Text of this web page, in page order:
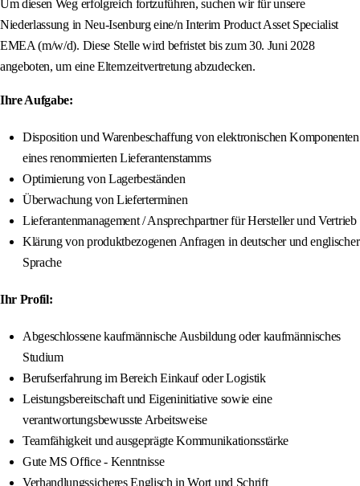
Um diesen Weg erfolgreich fortzuführen, suchen wir für unsere
Niederlassung in Neu-Isenburg eine/n Interim Product Asset Specialist
EMEA (m/w/d). Diese Stelle wird befristet bis zum 30. Juni 2028
angeboten, um eine Elternzeitvertretung abzudecken.
Ihre Aufgabe:
Disposition und Warenbeschaffung von elektronischen Komponenten
eines renommierten Lieferantenstamms
Optimierung von Lagerbeständen
Überwachung von Lieferterminen
Lieferantenmanagement / Ansprechpartner für Hersteller und Vertrieb
Klärung von produktbezogenen Anfragen in deutscher und englischer
Sprache
Ihr Profil:
Abgeschlossene kaufmännische Ausbildung oder kaufmännisches
Studium
Berufserfahrung im Bereich Einkauf oder Logistik
Leistungsbereitschaft und Eigeninitiative sowie eine
verantwortungsbewusste Arbeitsweise
Teamfähigkeit und ausgeprägte Kommunikationsstärke
Gute MS Office - Kenntnisse
Verhandlungssicheres Englisch in Wort und Schrift